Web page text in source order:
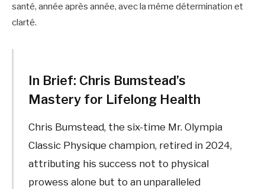
santé, année après année, avec la même détermination et
clarté.
In Brief: Chris Bumstead’s
Mastery for Lifelong Health
Chris Bumstead, the six-time Mr. Olympia
Classic Physique champion, retired in 2024,
attributing his success not to physical
prowess alone but to an unparalleled